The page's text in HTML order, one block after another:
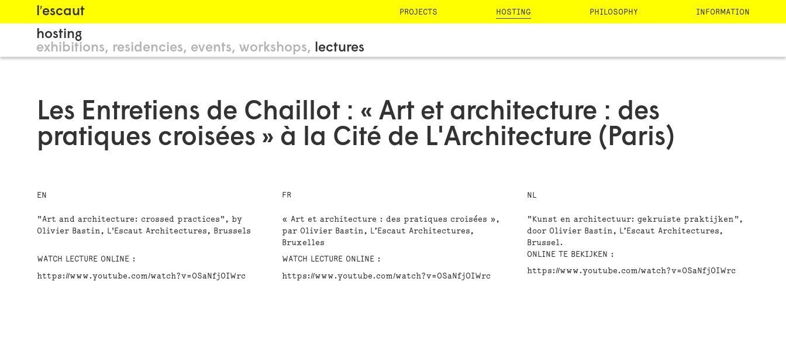
l′escaut PROJECTS HOSTING PHILOSOPHY INFORMATION
hosting
exhibitions
residencies events workshops lectures
Les Entretiens de Chaillot : « Art et architecture : des
pratiques croisées » à la Cité de L'Architecture (Paris)
EN FR NL
"Art and architecture: crossed practices", by
Olivier Bastin, L'Escaut Architectures, Brussels
WATCH LECTURE ONLINE :
https://www.youtube.com/watch?v=OSaNfjOIWrc
« Art et architecture : des pratiques croisées »,
par Olivier Bastin, L’Escaut Architectures,
Bruxelles
WATCH LECTURE ONLINE :
https://www.youtube.com/watch?v=OSaNfjOIWrc
"Kunst en architectuur: gekruiste praktijken",
door Olivier Bastin, L’Escaut Architectures,
Brussel.
ONLINE TE BEKIJKEN :
https://www.youtube.com/watch?v=OSaNfjOIWrc